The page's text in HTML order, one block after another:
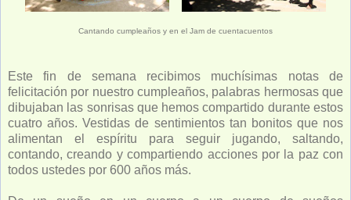
Cantando cumpleaños y en el Jam de cuentacuentos
Este fin de semana recibimos muchísimas notas de
felicitación por nuestro cumpleaños, palabras hermosas que
dibujaban las sonrisas que hemos compartido durante estos
cuatro años. Vestidas de sentimientos tan bonitos que nos
alimentan el espíritu para seguir jugando, saltando,
contando, creando y compartiendo acciones por la paz con
todos ustedes por 600 años más.